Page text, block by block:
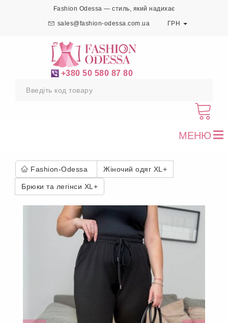
Fashion Odessa — стиль, який надихає
sales@fashion-odessa.com.ua ГРН
+380 50 580 87 80
МЕНЮ
Fashion-Odessa Жіночий одяг XL+
Брюки та легінси XL+